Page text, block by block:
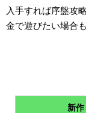
入手すれば序盤攻
金で遊びたい場合
新